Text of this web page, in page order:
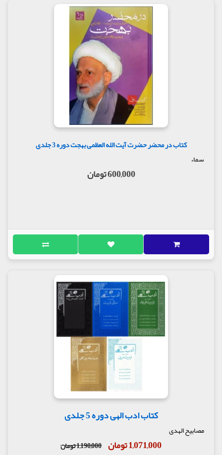
کتاب در محضر حضرت آیت الله العظمی بهجت دوره 3 جلدی
سماء
600,000 تومان
کتاب ادب الهی دوره 5 جلدی
مصابیح الهدی
1,071,000 تومان 1,190,000 تومان